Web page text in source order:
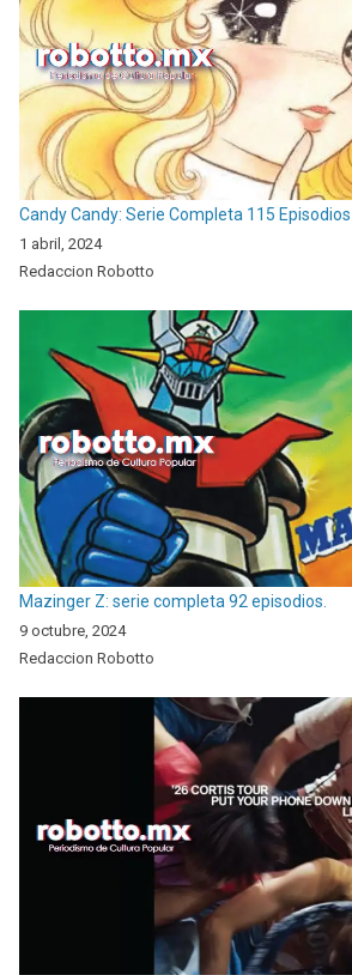
Candy Candy: Serie Completa 115 Episodios
1 abril, 2024
Redaccion Robotto
Mazinger Z: serie completa 92 episodios.
9 octubre, 2024
Redaccion Robotto